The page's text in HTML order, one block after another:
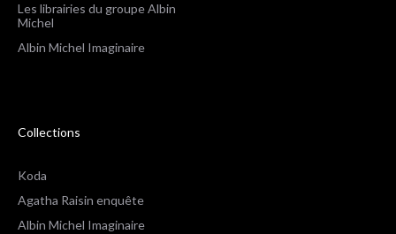
Les librairies du groupe Albin
Michel
Albin Michel Imaginaire
Collections
Koda
Agatha Raisin enquête
Albin Michel Imaginaire